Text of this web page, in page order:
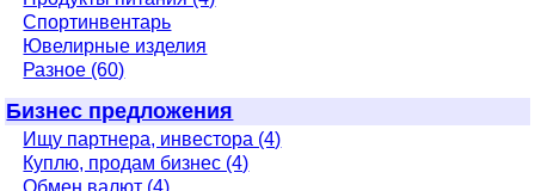
Спортинвентарь
Ювелирные изделия
Разное (60)
Бизнес предложения
Ищу партнера, инвестора (4)
Куплю, продам бизнес (4)
Обмен валют (4)